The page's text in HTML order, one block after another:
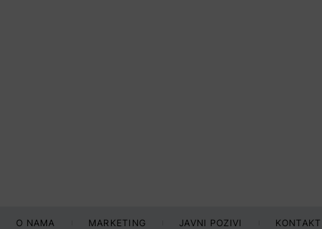
O NAMA MARKETING JAVNI POZIVI